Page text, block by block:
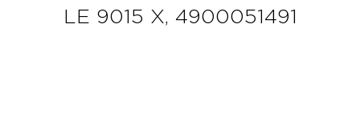
LE 9015 X, 4900051491